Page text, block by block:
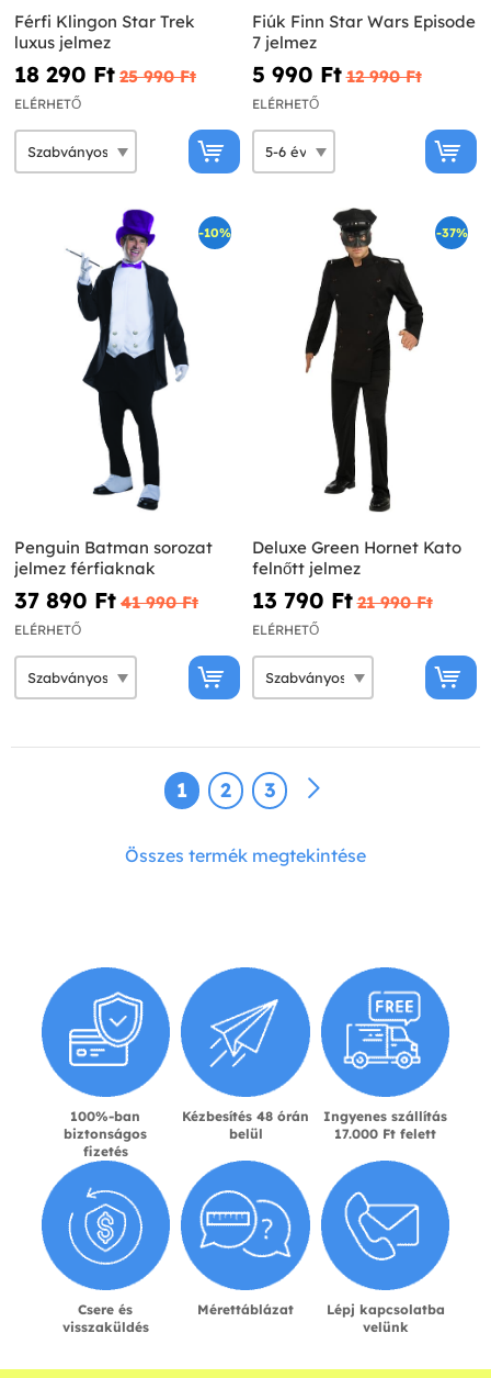
Férfi Klingon Star Trek
luxus jelmez
18 290 Ft‎ 25 990 Ft‎
ELÉRHETŐ
Fiúk Finn Star Wars Episode
7 jelmez
5 990 Ft‎ 12 990 Ft‎
ELÉRHETŐ
-10%
Penguin Batman sorozat
jelmez férfiaknak
37 890 Ft‎ 41 990 Ft‎
ELÉRHETŐ
-37%
Deluxe Green Hornet Kato
felnőtt jelmez
13 790 Ft‎ 21 990 Ft‎
ELÉRHETŐ
1 2 3
Összes termék megtekintése
100%-ban
biztonságos
fizetés
Kézbesítés 48 órán
belül
Ingyenes szállítás
17.000 Ft felett
Csere és
visszaküldés
Mérettáblázat
Lépj kapcsolatba
velünk